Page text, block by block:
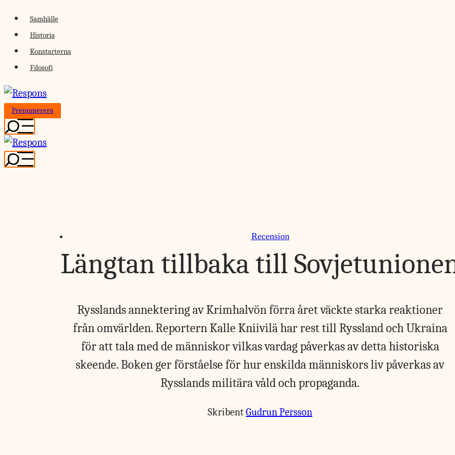
Skip
content
Samhälle
Historia
Konstarterna
Filosofi
Prenumerera
Recension
Längtan tillbaka till
Rysslands annektering av Krimhalvön förra året väckte starka reaktioner
från omvärlden. Reportern Kalle Kniivilä har rest till Ryssland och Ukraina
för att tala med de människor vilkas vardag påverkas av detta historiska
skeende. Boken ger förståelse för hur enskilda människors liv påverkas av
Rysslands militära våld och propaganda.
SkribentGudrun Persson